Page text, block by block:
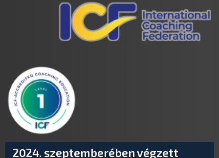
2024. szeptemberében végzett